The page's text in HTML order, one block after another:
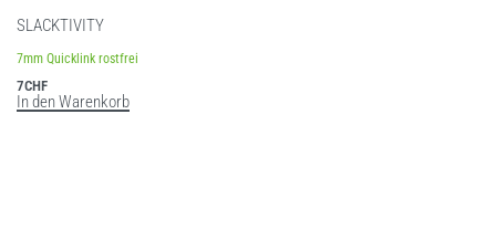
SLACKTIVITY
7mm Quicklink rostfrei
7CHF
In den Warenkorb